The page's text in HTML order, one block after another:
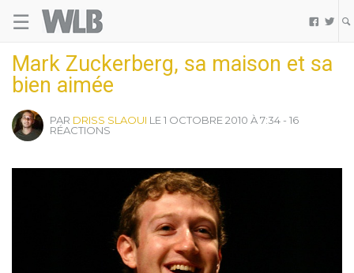
☰  
Mark Zuckerberg, sa maison et sa
bien aimée
PAR DRISS SLAOUI LE 1 OCTOBRE 2010 À 7:34 - 16
RÉACTIONS